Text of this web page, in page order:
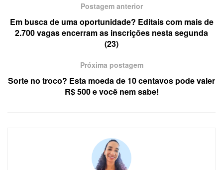
Postagem anterior
Em busca de uma oportunidade? Editais com mais de
2.700 vagas encerram as inscrições nesta segunda
(23)
Próxima postagem
Sorte no troco? Esta moeda de 10 centavos pode valer
R$ 500 e você nem sabe!